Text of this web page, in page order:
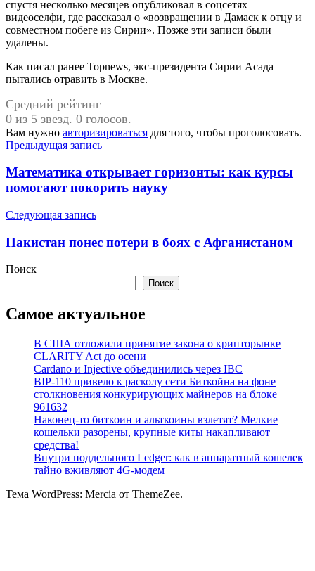
спустя несколько месяцев опубликовал в соцсетях
видеоселфи, где рассказал о «возвращении в Дамаск к отцу и
совместном побеге из Сирии». Позже эти записи были
удалены.
Как писал ранее Topnews, экс-президента Сирии Асада
пытались отравить в Москве.
Средний рейтинг
0 из 5 звезд. 0 голосов.
Вам нужно авторизироваться для того, чтобы проголосовать.
Навигация
по
записям
Предыдущая запись
Математика открывает горизонты: как курсы
помогают покорить науку
Следующая запись
Пакистан понес потери в боях с Афганистаном
Поиск
Поиск
Самое актуальное
В США отложили принятие закона о крипторынке
CLARITY Act до осени
Cardano и Injective объединились через IBC
BIP-110 привело к расколу сети Биткойна на фоне
столкновения конкурирующих майнеров на блоке
961632
Наконец-то биткоин и альткоины взлетят? Мелкие
кошельки разорены, крупные киты накапливают
средства!
Внутри поддельного Ledger: как в аппаратный кошелек
тайно вживляют 4G-модем
Тема WordPress: Mercia от ThemeZee.